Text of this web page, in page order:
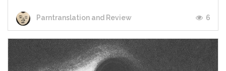
Parntranslation and Review 6